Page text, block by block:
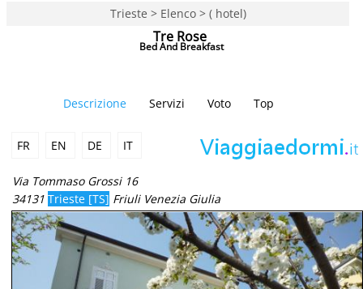
Trieste > Elenco > ( hotel)
Tre Rose
Bed And Breakfast
Descrizione Servizi Voto Top
FR EN DE IT
Via Tommaso Grossi 16
34131 Trieste [TS] Friuli Venezia Giulia